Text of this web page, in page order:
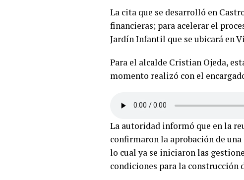
La cita que se desarrolló en
financieras; para acelerar el
Jardín Infantil que se ubicará en
Para el alcalde Cristian Ojeda,
momento realizó con el
La autoridad informó que en la
confirmaron la aprobación de
lo cual ya se iniciaron las
condiciones para la construcción